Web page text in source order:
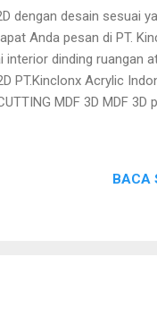
dengan desain sesuai
Anda pesan di PT.
dinding ruangan
PT.Kinclonx Acrylic
MDF 3D MDF 3D
BACA